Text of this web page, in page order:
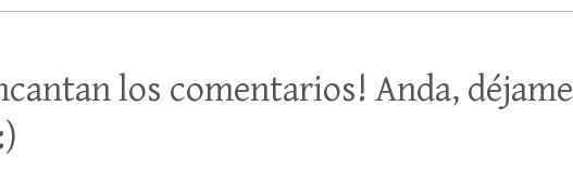
los comentarios! Anda, déjame